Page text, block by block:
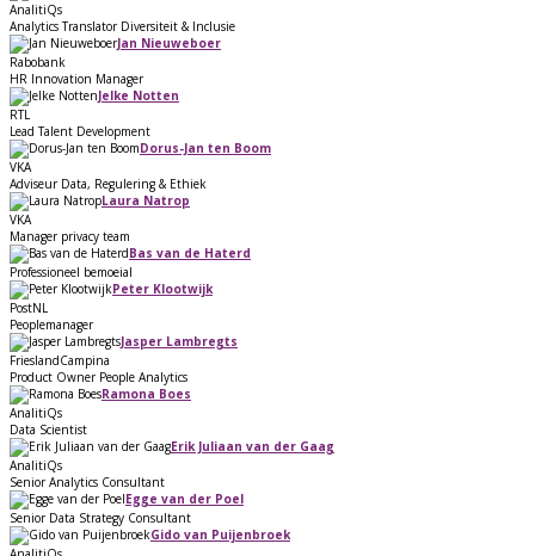
AnalitiQs
Analytics Translator Diversiteit & Inclusie
Jan Nieuweboer
Rabobank
HR Innovation Manager
Jelke Notten
RTL
Lead Talent Development
Dorus-Jan ten Boom
VKA
Adviseur Data, Regulering & Ethiek
Laura Natrop
VKA
Manager privacy team
Bas van de Haterd
Professioneel bemoeial
Peter Klootwijk
PostNL
Peoplemanager
Jasper Lambregts
FrieslandCampina
Product Owner People Analytics
Ramona Boes
AnalitiQs
Data Scientist
Erik Juliaan van der Gaag
AnalitiQs
Senior Analytics Consultant
Egge van der Poel
Senior Data Strategy Consultant
Gido van Puijenbroek